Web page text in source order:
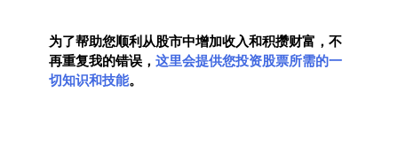
为了帮助您顺利从股市中增加收入和积攒财富，不
再重复我的错误， 这里会提供您投资股票所需的一
切知识和技能。